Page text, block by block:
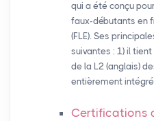
qui a été conçu
faux-débutants en
(FLE). Ses
suivantes : 1) il
de la L2 (anglais)
entièrement intégré
Certifications